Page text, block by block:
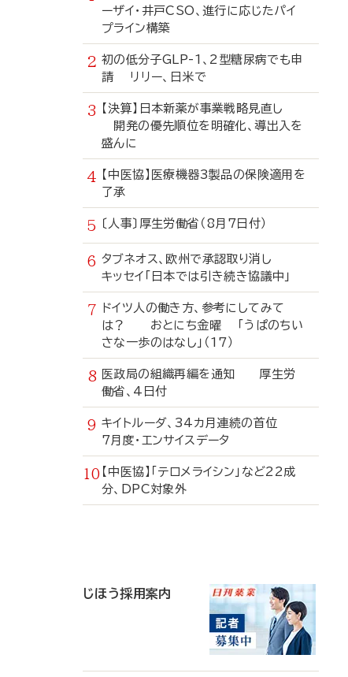
ーザイ・井戸CSO、進行に応じたパイ
プライン構築
初の低分子GLP-1、2型糖尿病でも申
請 リリー、日米で
【決算】日本新薬が事業戦略見直し
開発の優先順位を明確化、導出入を
盛んに
【中医協】医療機器3製品の保険適用を
了承
〔人事〕厚生労働省（8月7日付）
タブネオス、欧州で承認取り消し
キッセイ「日本では引き続き協議中」
ドイツ人の働き方、参考にしてみて
は？ おとにち金曜 「うぱのちい
さな一歩のはなし」（17）
医政局の組織再編を通知 厚生労
働省、4日付
キイトルーダ、34カ月連続の首位
7月度・エンサイスデータ
【中医協】「テロメライシン」など22成
分、DPC対象外
じほう採用案内